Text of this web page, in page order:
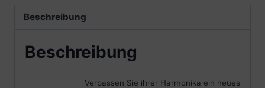
Beschreibung
Beschreibung
Verpassen Sie ihrer Harmonika ein neues